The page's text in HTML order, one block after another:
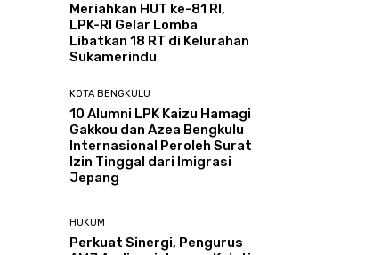
Meriahkan HUT ke-81 RI,
LPK-RI Gelar Lomba
Libatkan 18 RT di Kelurahan
Sukamerindu
KOTA BENGKULU
‎10 Alumni LPK Kaizu Hamagi
Gakkou dan Azea Bengkulu
Internasional Peroleh Surat
Izin Tinggal dari Imigrasi
Jepang
HUKUM
Perkuat Sinergi, Pengurus